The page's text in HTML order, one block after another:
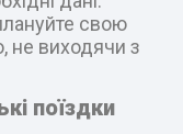
свою
не виходячи з
поїздки